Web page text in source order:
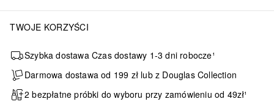
TWOJE KORZYŚCI
Szybka dostawa Czas dostawy 1-3 dni robocze¹
Darmowa dostawa od 199 zł lub z Douglas Collection
2 bezpłatne próbki do wyboru przy zamówieniu od 49zł¹